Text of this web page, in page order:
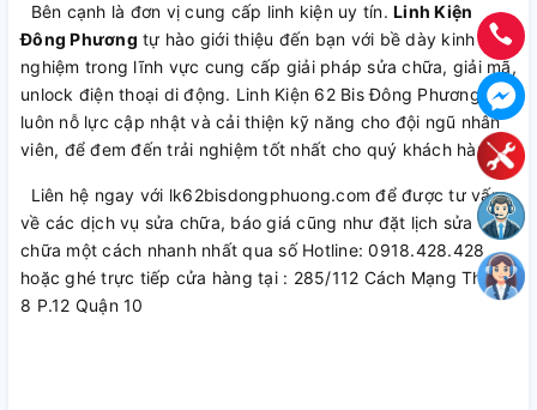
Bên cạnh là đơn vị cung cấp linh kiện uy tín. Linh Kiện
Đông Phương tự hào giới thiệu đến bạn với bề dày kinh
nghiệm trong lĩnh vực cung cấp giải pháp sửa chữa, giải mã,
unlock điện thoại di động. Linh Kiện 62 Bis Đông Phương
luôn nỗ lực cập nhật và cải thiện kỹ năng cho đội ngũ nhân
viên, để đem đến trải nghiệm tốt nhất cho quý khách hàng.
Liên hệ ngay với lk62bisdongphuong.com để được tư vấn
về các dịch vụ sửa chữa, báo giá cũng như đặt lịch sửa
chữa một cách nhanh nhất qua số Hotline: 0918.428.428
hoặc ghé trực tiếp cửa hàng tại : 285/112 Cách Mạng Tháng
8 P.12 Quận 10